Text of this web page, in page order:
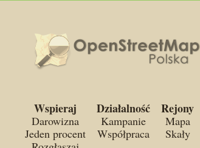
Wspieraj
Darowizna
Jeden procent
Działalność
Kampanie
Współpraca
Rejony
Mapa
Skały